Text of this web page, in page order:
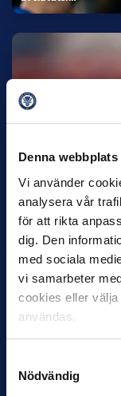
Denna
Vi använder
analysera vår
för att rikta
dig. Den
med sociala
vi samarbeter
cookies eller
användas.
Nödvändig
Helstrup ny
Inleder mot…